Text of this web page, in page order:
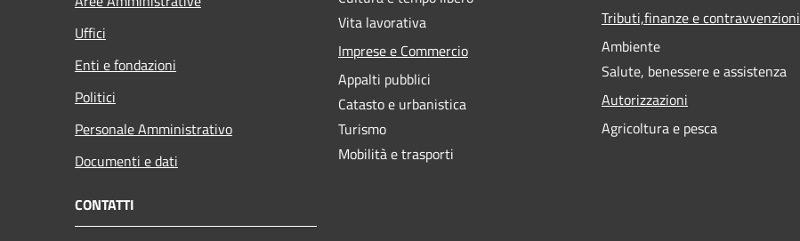
Uffici
Enti e fondazioni
Politici
Personale Amministrativo
Documenti e dati
Vita lavorativa
Imprese e Commercio
Appalti pubblici
Catasto e urbanistica
Turismo
Mobilità e trasporti
Tributi,finanze e contravvenzioni
Ambiente
Salute, benessere e assistenza
Autorizzazioni
Agricoltura e pesca
CONTATTI